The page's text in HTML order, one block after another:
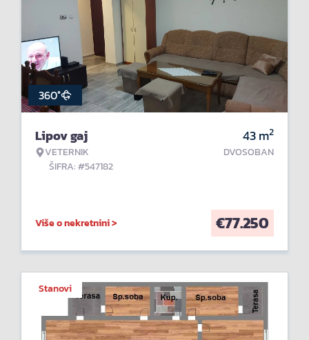
360°
Lipov gaj
VETERNIK
ŠIFRA: #547182
43m2
DVOSOBAN
Više o nekretnini > €77.250
Stanovi